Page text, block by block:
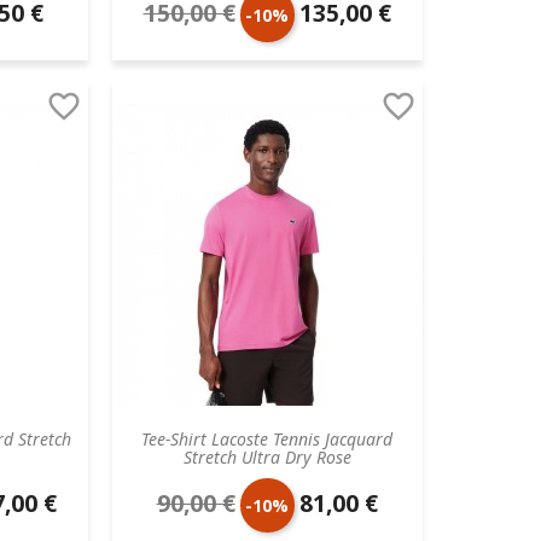
€ Prix
de
150,00 € -10% Prix
unitaire
135,00 €
Stretch

€
Tee-Shirt Lacoste Tennis Jacquard
Stretch Ultra Dry Rose

Prix
90,00 € -10% Prix
81,00 €